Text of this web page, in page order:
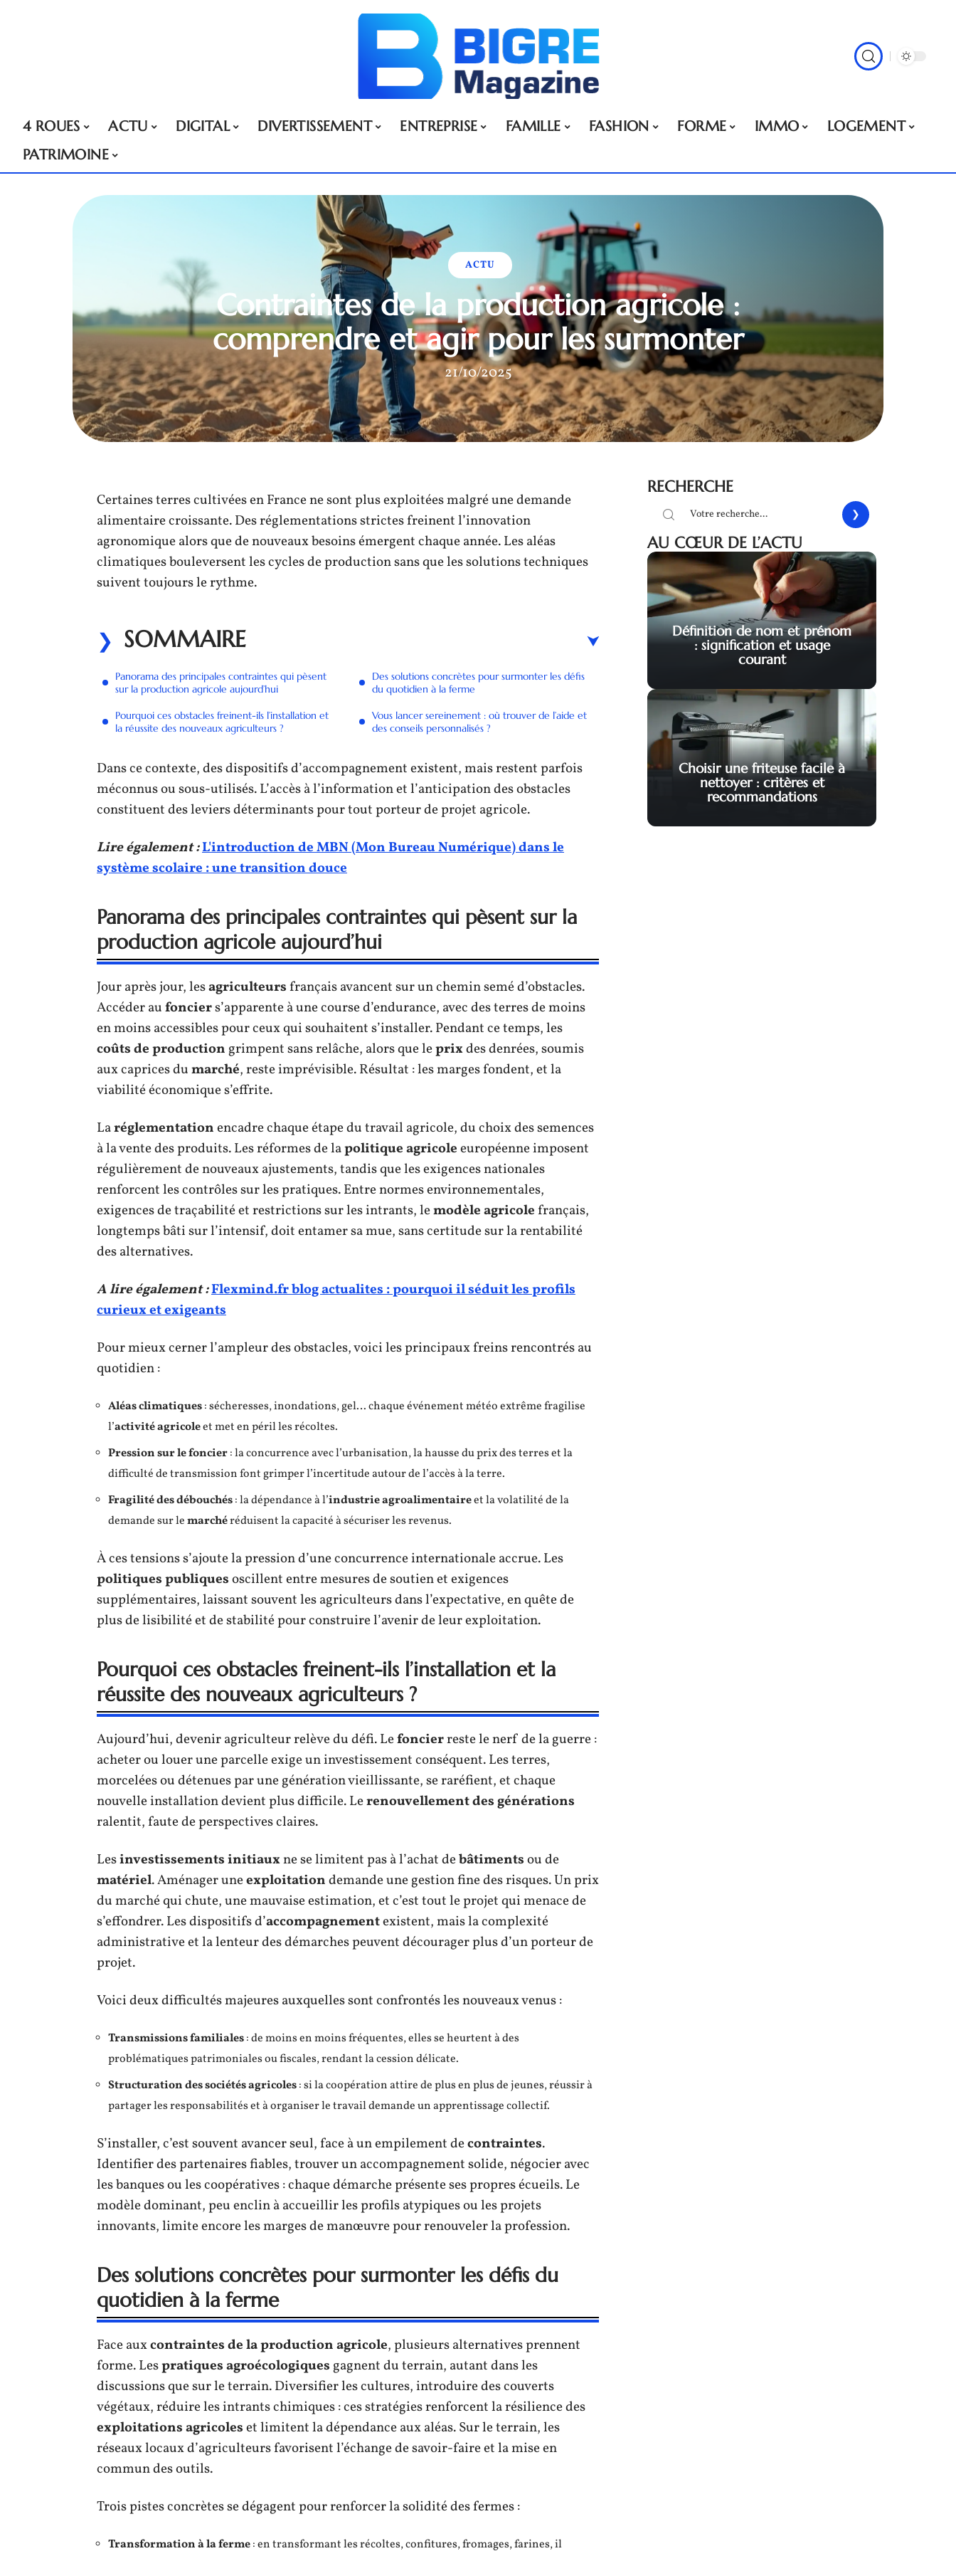
4 ROUES ACTU DIGITAL DIVERTISSEMENT ENTREPRISE FAMILLE FASHION FORME IMMO
LOGEMENT
PATRIMOINE
ACTU
Contraintes de la production agricole :
comprendre et agir pour les surmonter
21/10/2025
Certaines terres cultivées en France ne sont plus exploitées malgré une demande
alimentaire croissante. Des réglementations strictes freinent l’innovation
agronomique alors que de nouveaux besoins émergent chaque année. Les aléas
climatiques bouleversent les cycles de production sans que les solutions techniques
suivent toujours le rythme.
SOMMAIRE
Panorama des principales contraintes qui pèsent
sur la production agricole aujourd’hui
Pourquoi ces obstacles freinent-ils l’installation et
la réussite des nouveaux agriculteurs ?
Des solutions concrètes pour surmonter les défis
du quotidien à la ferme
Vous lancer sereinement : où trouver de l’aide et
des conseils personnalisés ?
Dans ce contexte, des dispositifs d’accompagnement existent, mais restent parfois
méconnus ou sous-utilisés. L’accès à l’information et l’anticipation des obstacles
constituent des leviers déterminants pour tout porteur de projet agricole.
Lire également :L'introduction de MBN (Mon Bureau Numérique) dans le
système scolaire : une transition douce
Panorama des principales contraintes qui pèsent sur la
production agricole aujourd’hui
Jour après jour, lesagriculteursfrançais avancent sur un chemin semé d’obstacles.
Accéder aufonciers’apparente à une course d’endurance, avec des terres de moins
en moins accessibles pour ceux qui souhaitent s’installer. Pendant ce temps, les
coûts de production grimpent sans relâche, alors que leprixdes denrées, soumis
aux caprices dumarché, reste imprévisible. Résultat : les marges fondent, et la
viabilité économique s’effrite.
Laréglementationencadre chaque étape du travail agricole, du choix des semences
à la vente des produits. Les réformes de lapolitique agricoleeuropéenne imposent
régulièrement de nouveaux ajustements, tandis que les exigences nationales
renforcent les contrôles sur les pratiques. Entre normes environnementales,
exigences de traçabilité et restrictions sur les intrants, lemodèle agricolefrançais,
longtemps bâti sur l’intensif, doit entamer sa mue, sans certitude sur la rentabilité
des alternatives.
A lire également :Flexmind.fr blog actualites : pourquoi il séduit les profils
curieux et exigeants
Pour mieux cerner l’ampleur des obstacles, voici les principaux freins rencontrés au
quotidien :
Aléas climatiques: sécheresses, inondations, gel… chaque événement météo extrême fragilise
l’activité agricoleet met en péril les récoltes.
Pression sur le foncier: la concurrence avec l’urbanisation, la hausse du prix des terres et la
difficulté de transmission font grimper l’incertitude autour de l’accès à la terre.
Fragilité des débouchés: la dépendance à l’industrie agroalimentaireet la volatilité de la
demande sur lemarchéréduisent la capacité à sécuriser les revenus.
À ces tensions s’ajoute la pression d’une concurrence internationale accrue. Les
politiques publiquesoscillent entre mesures de soutien et exigences
supplémentaires, laissant souvent les agriculteurs dans l’expectative, en quête de
plus de lisibilité et de stabilité pour construire l’avenir de leur exploitation.
Pourquoi ces obstacles freinent-ils l’installation et la
réussite des nouveaux agriculteurs ?
Aujourd’hui, devenir agriculteur relève du défi. Lefoncierreste le nerf de la guerre :
acheter ou louer une parcelle exige un investissement conséquent. Les terres,
morcelées ou détenues par une génération vieillissante, se raréfient, et chaque
nouvelle installation devient plus difficile. Lerenouvellement des générations
ralentit, faute de perspectives claires.
Lesinvestissements initiauxne se limitent pas à l’achat debâtimentsou de
matériel. Aménager uneexploitationdemande une gestion fine des risques. Un prix
du marché qui chute, une mauvaise estimation, et c’est tout le projet qui menace de
s’effondrer. Les dispositifs d’accompagnementexistent, mais la complexité
administrative et la lenteur des démarches peuvent décourager plus d’un porteur de
projet.
Voici deux difficultés majeures auxquelles sont confrontés les nouveaux venus :
Transmissions familiales: de moins en moins fréquentes, elles se heurtent à des
problématiques patrimoniales ou fiscales, rendant la cession délicate.
Structuration des sociétés agricoles: si la coopération attire de plus en plus de jeunes, réussir à
partager les responsabilités et à organiser le travail demande un apprentissage collectif.
S’installer, c’est souvent avancer seul, face à un empilement decontraintes.
Identifier des partenaires fiables, trouver un accompagnement solide, négocier avec
les banques ou les coopératives : chaque démarche présente ses propres écueils. Le
modèle dominant, peu enclin à accueillir les profils atypiques ou les projets
innovants, limite encore les marges de manœuvre pour renouveler la profession.
Des solutions concrètes pour surmonter les défis du
quotidien à la ferme
Face auxcontraintes de la production agricole, plusieurs alternatives prennent
forme. Lespratiques agroécologiques gagnent du terrain, autant dans les
discussions que sur le terrain. Diversifier les cultures, introduire des couverts
végétaux, réduire les intrants chimiques : ces stratégies renforcent la résilience des
exploitations agricoleset limitent la dépendance aux aléas. Sur le terrain, les
réseaux locaux d’agriculteurs favorisent l’échange de savoir-faire et la mise en
commun des outils.
Trois pistes concrètes se dégagent pour renforcer la solidité des fermes :
Transformation à la ferme: en transformant les récoltes, confitures, fromages, farines, il
RECHERCHE
AU CŒUR DE L’ACTU
Définition de nom et prénom
: signification et usage
courant
Choisir une friteuse facile à
nettoyer : critères et
recommandations